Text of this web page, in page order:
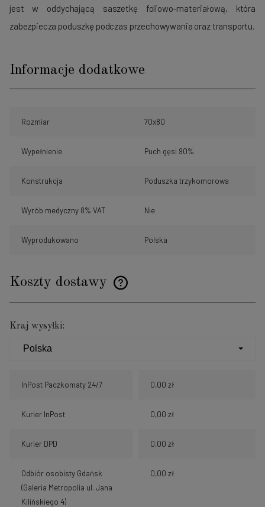
jest w oddychającą saszetkę foliowo-materiałową, która
zabezpiecza poduszkę podczas przechowywania oraz transportu.
Informacje dodatkowe
Rozmiar 70x80
Wypełnienie Puch gęsi 90%
Konstrukcja Poduszka trzykomorowa
Wyrób medyczny 8% VAT Nie
Wyprodukowano Polska
Koszty dostawy
Cena nie zawiera ewentualnych kosztów płatności
Kraj wysyłki:
InPost Paczkomaty 24/7 0,00 zł
Kurier InPost 0,00 zł
Kurier DPD 0,00 zł
Odbiór osobisty Gdańsk
(Galeria Metropolia ul. Jana
Kilińskiego 4)
0,00 zł